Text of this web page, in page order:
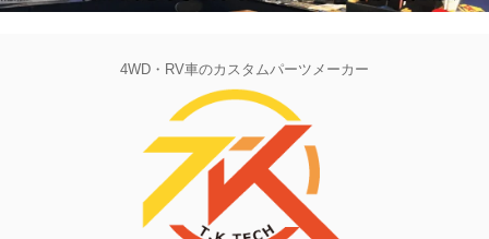
4WD・RV車のカスタムパーツメーカー